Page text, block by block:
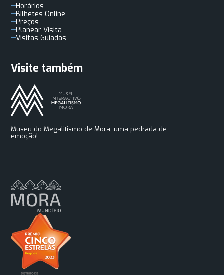
Horários
Bilhetes Online
Preços
Planear Visita
Visitas Guiadas
Visite também
Museu do Megalitismo de Mora, uma pedrada de
emoção!